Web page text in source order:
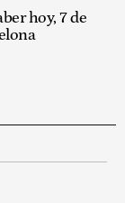
hoy, 7 de